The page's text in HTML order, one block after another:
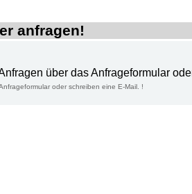
anfragen!
über das Anfrageformular
oder schreiben eine E-Mail. !